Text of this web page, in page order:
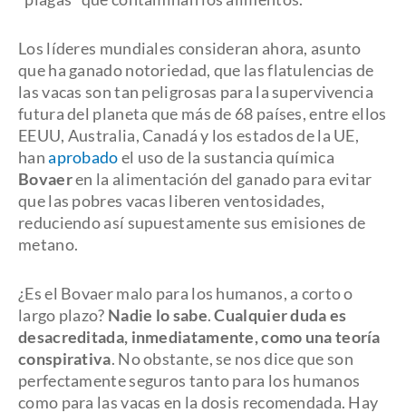
Los líderes mundiales consideran ahora, asunto
que ha ganado notoriedad, que las flatulencias de
las vacas son tan peligrosas para la supervivencia
futura del planeta que más de 68 países, entre ellos
EEUU, Australia, Canadá y los estados de la UE,
hanaprobadoel uso de la sustancia química
Bovaeren la alimentación del ganado para evitar
que las pobres vacas liberen ventosidades,
reduciendo así supuestamente sus emisiones de
metano.
¿Es el Bovaer malo para los humanos, a corto o
largo plazo? Nadie lo sabe.Cualquier duda es
desacreditada, inmediatamente, como una teoría
conspirativa. No obstante, se nos dice que son
perfectamente seguros tanto para los humanos
como para las vacas en la dosis recomendada. Hay